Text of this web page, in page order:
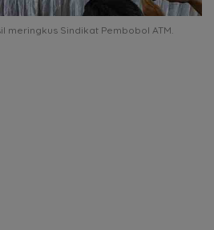
Sindikat Pembobol ATM.